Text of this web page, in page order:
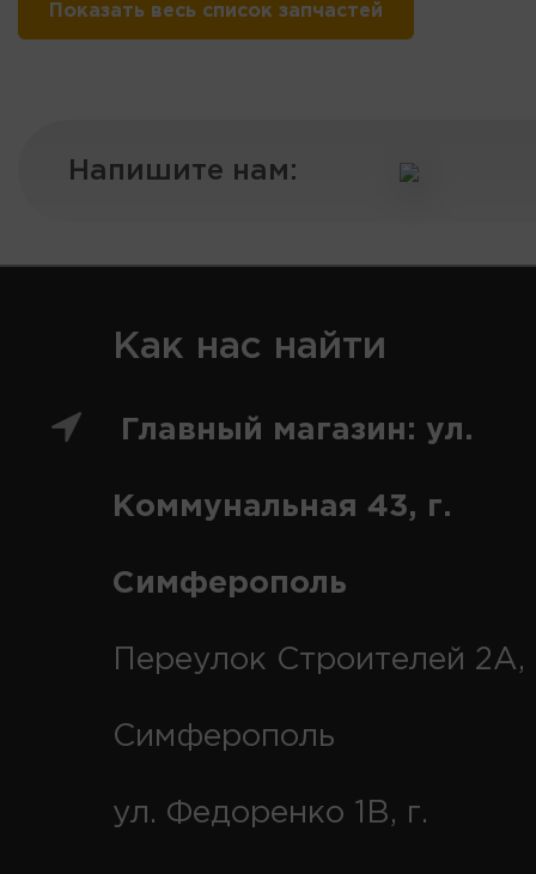
Показать весь список запчастей
Напишите нам:
Как нас найти
Главный магазин: ул.
Коммунальная 43, г.
Симферополь
Переулок Строителей 2А,
Симферополь
ул. Федоренко 1В, г.